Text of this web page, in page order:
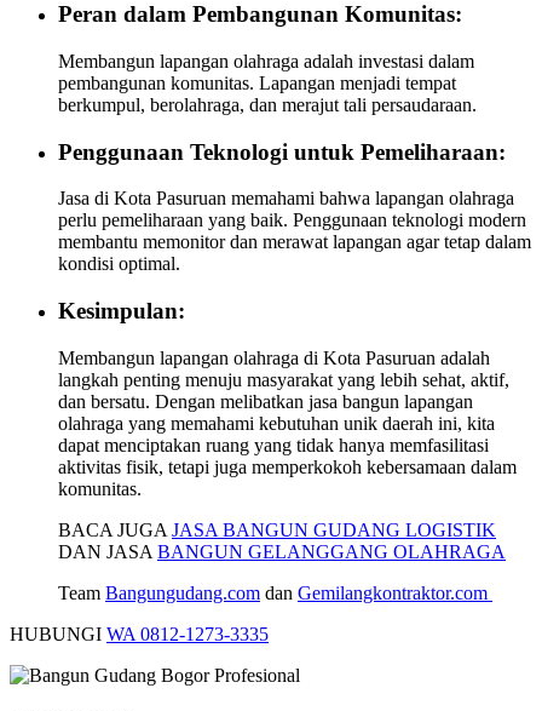
Peran dalam Pembangunan Komunitas:
Membangun lapangan olahraga adalah investasi dalam
pembangunan komunitas. Lapangan menjadi tempat
berkumpul, berolahraga, dan merajut tali persaudaraan.
Penggunaan Teknologi untuk Pemeliharaan:
Jasa di Kota Pasuruan memahami bahwa lapangan olahraga
perlu pemeliharaan yang baik. Penggunaan teknologi modern
membantu memonitor dan merawat lapangan agar tetap dalam
kondisi optimal.
Kesimpulan:
Membangun lapangan olahraga di Kota Pasuruan adalah
langkah penting menuju masyarakat yang lebih sehat, aktif,
dan bersatu. Dengan melibatkan jasa bangun lapangan
olahraga yang memahami kebutuhan unik daerah ini, kita
dapat menciptakan ruang yang tidak hanya memfasilitasi
aktivitas fisik, tetapi juga memperkokoh kebersamaan dalam
komunitas.
BACA JUGA JASA BANGUN GUDANG LOGISTIK
DAN JASA BANGUN GELANGGANG OLAHRAGA
Team Bangungudang.com dan Gemilangkontraktor.com
HUBUNGI WA 0812-1273-3335